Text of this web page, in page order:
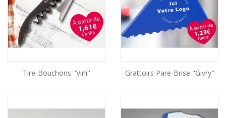
Tire-Bouchons ''Vini'' Grattoirs Pare-Brise "Givry"